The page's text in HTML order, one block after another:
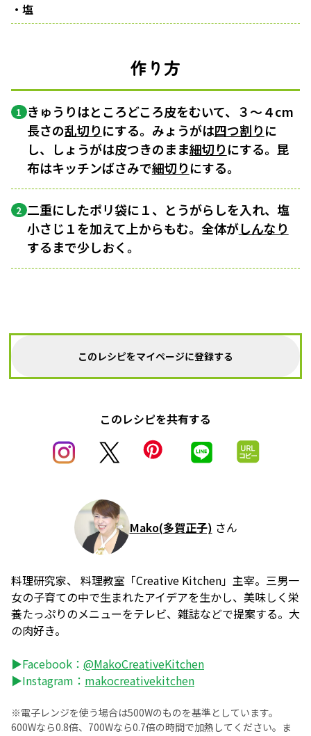
・塩
作り方
1 きゅうりはところどころ皮をむいて、３〜４cm
長さの乱切りにする。みょうがは四つ割りに
し、しょうがは皮つきのまま細切りにする。昆
布はキッチンばさみで細切りにする。
2 二重にしたポリ袋に１、とうがらしを入れ、塩
小さじ１を加えて上からもむ。全体がしんなり
するまで少しおく。
このレシピをマイページに登録する
このレシピを共有する
Mako(多賀正子) さん
料理研究家、 料理教室「Creative Kitchen」主宰。三男一
女の子育ての中で生まれたアイデアを生かし、美味しく栄
養たっぷりのメニューをテレビ、雑誌などで提案する。大
の肉好き。
▶Facebook： @MakoCreativeKitchen
▶Instagram： makocreativekitchen
※電子レンジを使う場合は500Wのものを基準としています。
600Wなら0.8倍、700Wなら0.7倍の時間で加熱してください。ま